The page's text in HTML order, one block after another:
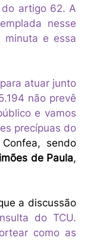
do artigo 62. A
nesse
minuta e essa
atuar junto
não prevê
e vamos
precípuas do
sendo
de Paula,
a discussão
do TCU.
como as